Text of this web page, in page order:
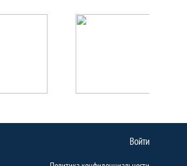
Войти